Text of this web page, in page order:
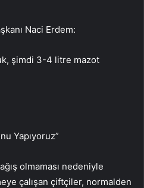
Naci Erdem:
şimdi 3-4 litre mazot
Yapıyoruz”
olmaması nedeniyle
çalışan çiftçiler, normalden